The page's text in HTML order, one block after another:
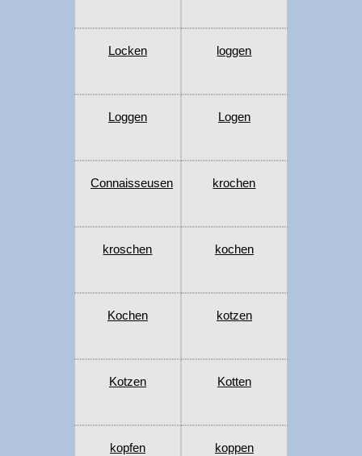
Locken loggen
Loggen Logen
Connaisseusen krochen
kroschen kochen
Kochen kotzen
Kotzen Kotten
kopfen koppen